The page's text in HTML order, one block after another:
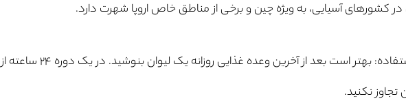
در کشورهای آسیایی، به ویژه چین و برخی از مناطق خاص اروپا شهرت دارد.
نحوه استفاده: بهتر است بعد از آخرین وعده غذایی روزانه یک لیوان بنوشید. در یک دوره ۲۴ ساعته از